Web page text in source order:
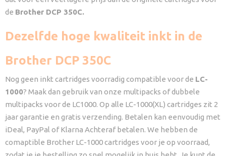
de Brother DCP 350C.
Dezelfde hoge kwaliteit inkt in de
Brother DCP 350C
Nog geen inkt cartridges voorradig compatible voor de LC-
1000? Maak dan gebruik van onze multipacks of dubbele
multipacks voor de LC1000. Op alle LC-1000(XL) cartridges zit 2
jaar garantie en gratis verzending. Betalen kan eenvoudig met
iDeal, PayPal of Klarna Achteraf betalen. We hebben de
comaptible Brother LC-1000 cartridges voor je op voorraad,